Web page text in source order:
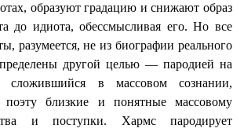
образуют градацию и снижают образ
до идиота, обессмысливая его. Но все
разумеется, не из биографии реального
другой целью — пародией на
сложившийся в массовом сознании,
близкие и понятные массовому
и поступки. Хармс пародирует